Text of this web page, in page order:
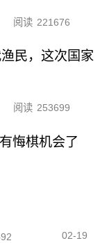
阅读 221676
渔民，这次国家
阅读 253699
悔棋机会了
02-19